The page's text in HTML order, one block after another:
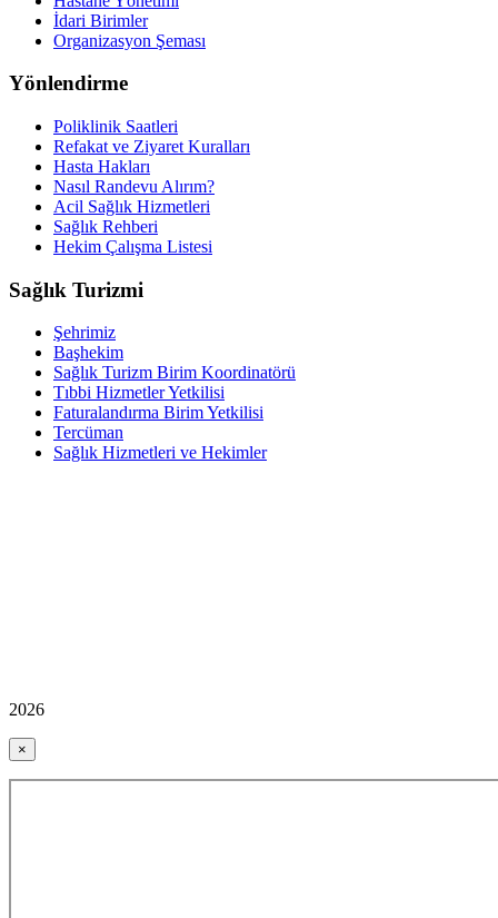
İdari Birimler
Organizasyon Şeması
Yönlendirme
Poliklinik Saatleri
Refakat ve Ziyaret Kuralları
Hasta Hakları
Nasıl Randevu Alırım?
Acil Sağlık Hizmetleri
Sağlık Rehberi
Hekim Çalışma Listesi
Sağlık Turizmi
Şehrimiz
Başhekim
Sağlık Turizm Birim Koordinatörü
Tıbbi Hizmetler Yetkilisi
Faturalandırma Birim Yetkilisi
Tercüman
Sağlık Hizmetleri ve Hekimler
2026
×